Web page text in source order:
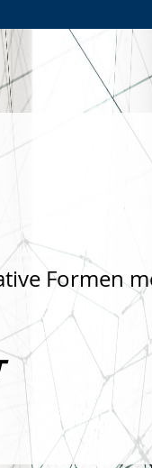
Formen